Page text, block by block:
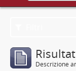
Descrizione